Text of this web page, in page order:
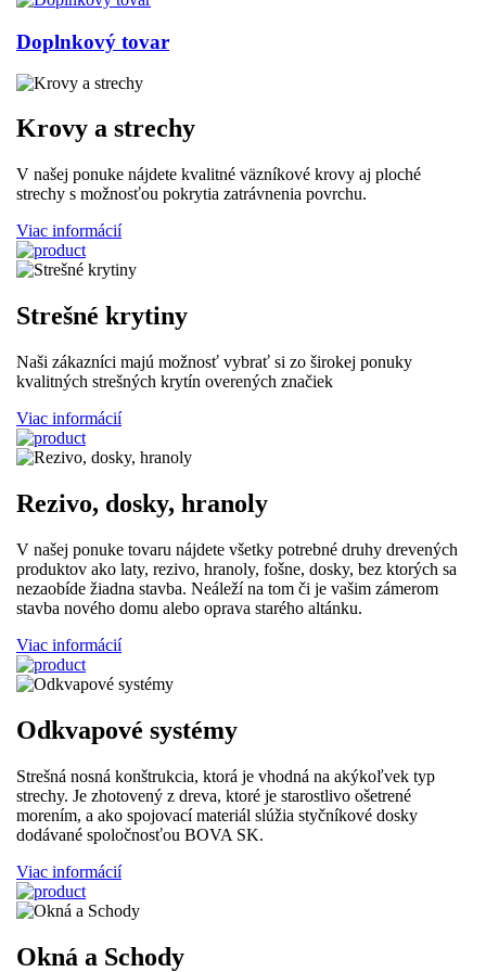
Doplnkový tovar
Krovy a strechy
V našej ponuke nájdete kvalitné väzníkové krovy aj ploché
strechy s možnosťou pokrytia zatrávnenia povrchu.
Viac informácií
Strešné krytiny
Naši zákazníci majú možnosť vybrať si zo širokej ponuky
kvalitných strešných krytín overených značiek
Viac informácií
Rezivo, dosky, hranoly
V našej ponuke tovaru nájdete všetky potrebné druhy drevených
produktov ako laty, rezivo, hranoly, fošne, dosky, bez ktorých sa
nezaobíde žiadna stavba. Neáleží na tom či je vašim zámerom
stavba nového domu alebo oprava starého altánku.
Viac informácií
Odkvapové systémy
Strešná nosná konštrukcia, ktorá je vhodná na akýkoľvek typ
strechy. Je zhotovený z dreva, ktoré je starostlivo ošetrené
morením, a ako spojovací materiál slúžia styčníkové dosky
dodávané spoločnosťou BOVA SK.
Viac informácií
Okná a Schody